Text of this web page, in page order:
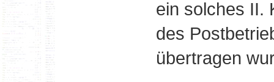
ein solches II.
des
übertragen